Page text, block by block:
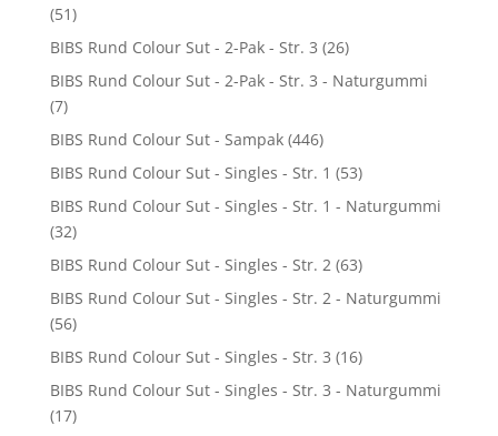
(51)
BIBS Rund Colour Sut - 2-Pak - Str. 3 (26)
BIBS Rund Colour Sut - 2-Pak - Str. 3 - Naturgummi
(7)
BIBS Rund Colour Sut - Sampak (446)
BIBS Rund Colour Sut - Singles - Str. 1 (53)
BIBS Rund Colour Sut - Singles - Str. 1 - Naturgummi
(32)
BIBS Rund Colour Sut - Singles - Str. 2 (63)
BIBS Rund Colour Sut - Singles - Str. 2 - Naturgummi
(56)
BIBS Rund Colour Sut - Singles - Str. 3 (16)
BIBS Rund Colour Sut - Singles - Str. 3 - Naturgummi
(17)